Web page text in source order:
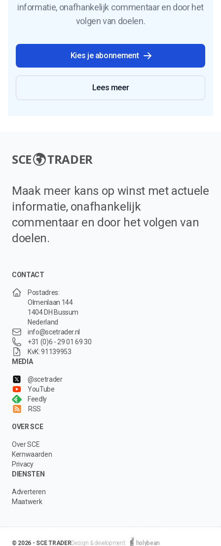
informatie, onafhankelijk commentaar en door het
volgen van doelen.
Kies je abonnement
Lees meer
SCE TRADER
Maak meer kans op winst met actuele
informatie, onafhankelijk
commentaar en door het volgen van
doelen.
CONTACT
Postadres:
Olmenlaan 144
1404 DH Bussum
Nederland
info@scetrader.nl
+31 (0)6 - 29 01 69 30
KvK: 91139953
MEDIA
@scetrader
YouTube
Feedly
RSS
OVER SCE
Over SCE
Kernwaarden
Privacy
DIENSTEN
Adverteren
Maatwerk
© 2026 - SCE TRADERDesign & development: holybean